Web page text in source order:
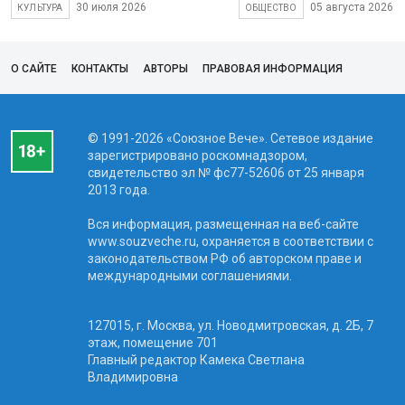
КУЛЬТУРА 30 июля 2026 ОБЩЕСТВО 05 августа 2026
О САЙТЕ КОНТАКТЫ АВТОРЫ ПРАВОВАЯ ИНФОРМАЦИЯ
© 1991-2026 «Союзное Вече». Сетевое издание
зарегистрировано роскомнадзором,
свидетельство эл № фc77-52606 от 25 января
2013 года.
Вся информация, размещенная на веб-сайте
www.souzveche.ru, охраняется в соответствии с
законодательством РФ об авторском праве и
международными соглашениями.
127015, г. Москва, ул. Новодмитровская, д. 2Б, 7
этаж, помещение 701
Главный редактор Камека Светлана
Владимировна